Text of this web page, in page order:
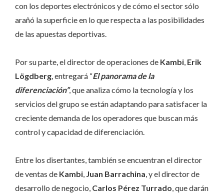
con los deportes electrónicos y de cómo el sector sólo
arañó la superficie en lo que respecta a las posibilidades
de las apuestas deportivas.
Por su parte, el director de operaciones de Kambi Erik
Lögdberg , entregará “El panorama de la
diferenciación”, que analiza cómo la tecnología y los
servicios del grupo se están adaptando para satisfacer la
creciente demanda de los operadores que buscan más
control y capacidad de diferenciación.
Entre los disertantes, también se encuentran el director
de ventas de Kambi Juan Barrachina , y el director de
desarrollo de negocio, Carlos Pérez Turrado , que darán